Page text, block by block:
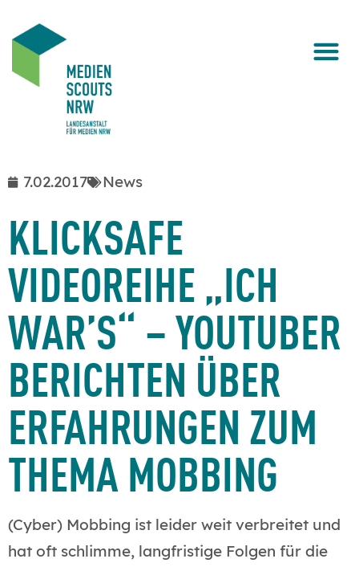
7.02.2017 News
KLICKSAFE
VIDEOREIHE „ICH
WAR’S“ – YOUTUBER
BERICHTEN ÜBER
ERFAHRUNGEN ZUM
THEMA MOBBING
(Cyber) Mobbing ist leider weit verbreitet und
hat oft schlimme, langfristige Folgen für die